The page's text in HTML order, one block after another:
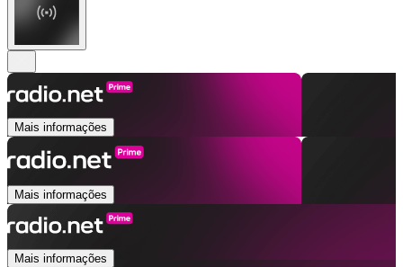
Mais informações
Mais informações
Mais informações